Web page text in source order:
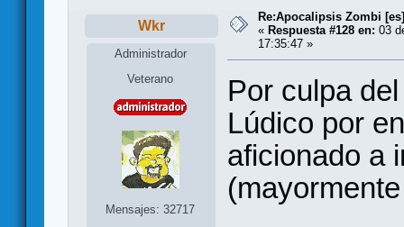
Wkr
Administrador
Veterano
Mensajes: 32717
Re:Apocalipsis Zombi [es]
« Respuesta #128 en: 03
17:35:47 »
Por culpa
Lúdico por
aficionado a